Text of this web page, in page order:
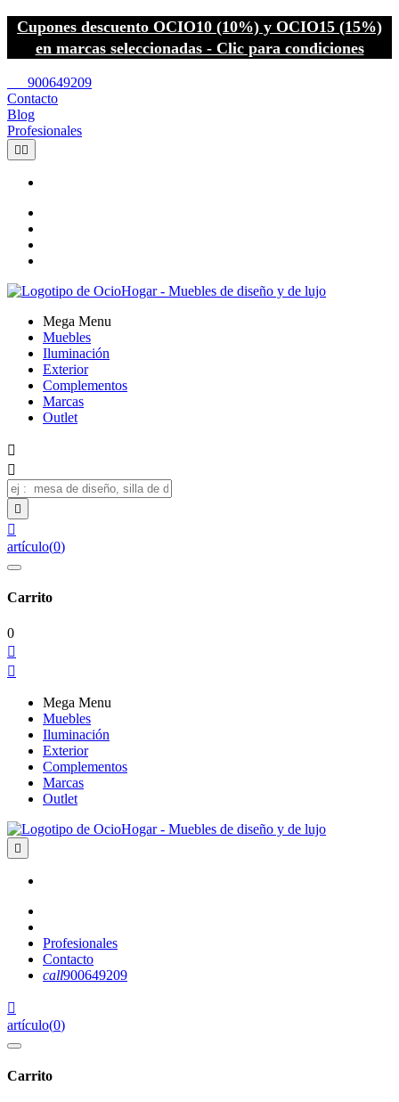
Cupones descuento OCIO10 (10%) y OCIO15 (15%)
en marcas seleccionadas - Clic para condiciones
900649209
Contacto
Blog
Profesionales
 
Mega Menu
Muebles
Iluminación
Exterior
Complementos
Marcas
Outlet




artículo(0)
Carrito
0


Mega Menu
Muebles
Iluminación
Exterior
Complementos
Marcas
Outlet

Profesionales
Contacto
call900649209

artículo(0)
Carrito